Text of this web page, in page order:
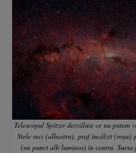
Telescopul Spitzer dezvăluie ce nu putem
Stele reci (albastru), praf încălzit (roșu)
(un punct alb luminos) în centru.